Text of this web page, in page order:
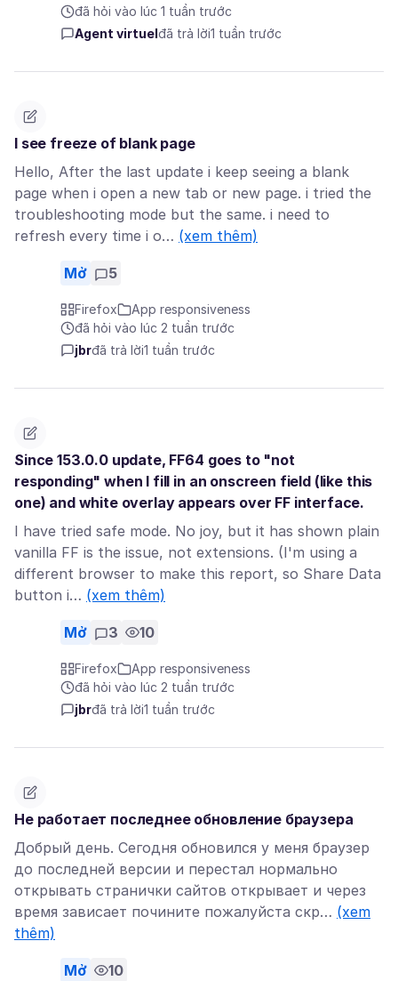
đã hỏi vào lúc 1 tuần trước
Agent virtuel đã trả lời1 tuần trước
I see freeze of blank page
Hello, After the last update i keep seeing a blank
page when i open a new tab or new page. i tried the
troubleshooting mode but the same. i need to
refresh every time i o… (xem thêm)
Mở 5
Firefox
App responsiveness
đã hỏi vào lúc 2 tuần trước
jbrđã trả lời1 tuần trước
Since 153.0.0 update, FF64 goes to "not
responding" when I fill in an onscreen field (like this
one) and white overlay appears over FF interface.
I have tried safe mode. No joy, but it has shown plain
vanilla FF is the issue, not extensions. (I'm using a
different browser to make this report, so Share Data
button i… (xem thêm)
Mở 3 10
Firefox
App responsiveness
đã hỏi vào lúc 2 tuần trước
jbrđã trả lời1 tuần trước
Не работает последнее обновление браузера
Добрый день. Сегодня обновился у меня браузер
до последней версии и перестал нормально
открывать странички сайтов открывает и через
время зависает почините пожалуйста скр… (xem
thêm)
Mở 10